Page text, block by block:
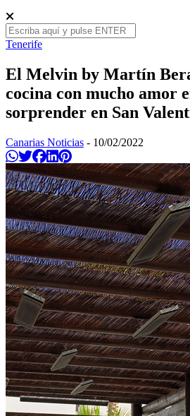
Tenerife
El Melvin by Martín
cocina con mucho amor
sorprender en San
Canarias Noticias - 10/02/2022
Compartir en Whatsapp
Twittear
Compartir en Facebook
Compartir en Linkedin
Compartir en Pinterest